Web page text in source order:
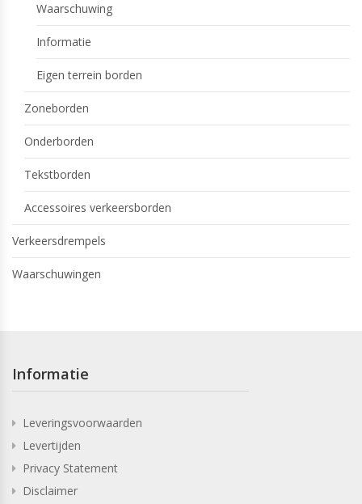
Waarschuwing
Informatie
Eigen terrein borden
Zoneborden
Onderborden
Tekstborden
Accessoires verkeersborden
Verkeersdrempels
Waarschuwingen
Informatie
Leveringsvoorwaarden
Levertijden
Privacy Statement
Disclaimer